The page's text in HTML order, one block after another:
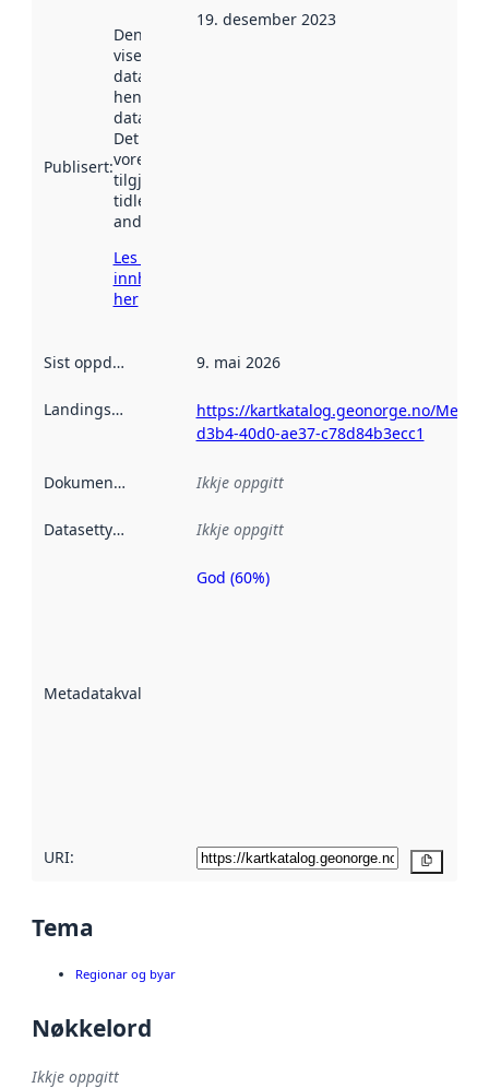
Publisert:
Denne datoen
viser når
datasettet vart
henta inn av
data.norge.no.
Det kan ha
vore
tilgjengeleg
tidlegare
andre stader.
Les meir om
innhenting
her
19. desember 2023
Sist oppdatert 9. mai 2026
Landingsside
https://kartkatalog.geonorge.no/
d3b4-40d0-ae37-c78d84b3ecc1
Dokumentasjon Ikkje oppgitt
Datasettype Ikkje oppgitt
Metadatakvalitet
Metadatakvalitet
God (60%)
URI:
Tema
Regionar og byar
Nøkkelord
Ikkje oppgitt